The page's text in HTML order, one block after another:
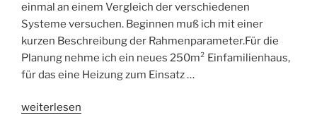
einmal an einem Vergleich der verschiedenen
Systeme versuchen. Beginnen muß ich mit einer
kurzen Beschreibung der Rahmenparameter.Für die
Planung nehme ich ein neues 250m² Einfamilienhaus,
für das eine Heizung zum Einsatz …
„GEG
weiterlesen